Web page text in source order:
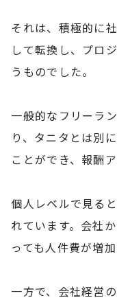
それは、積極的に
して転換し、プロ
うものでした。
一般的なフリーラ
り、タニタとは別
ことができ、報酬
個人レベルで見る
れています。会社
っても人件費が増
一方で、会社経営